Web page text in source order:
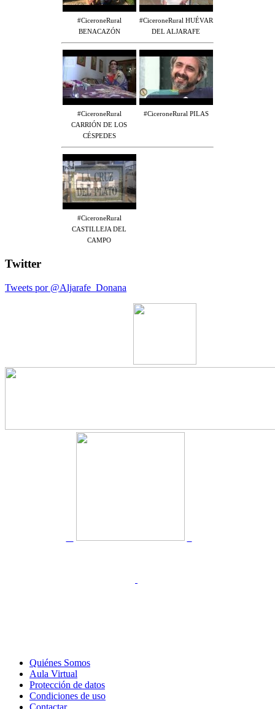
#CiceroneRural
BENACAZÓN
#CiceroneRural HUÉVAR
DEL ALJARAFE
#CiceroneRural
CARRIÓN DE LOS
CÉSPEDES
#CiceroneRural PILAS
#CiceroneRural
CASTILLEJA DEL
CAMPO
Twitter
Tweets por @Aljarafe_Donana
Quiénes Somos
Aula Virtual
Protección de datos
Condiciones de uso
Contactar